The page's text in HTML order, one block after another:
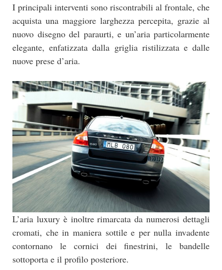
I principali interventi sono riscontrabili al frontale, che
acquista una maggiore larghezza percepita, grazie al
nuovo disegno del paraurti, e un’aria particolarmente
elegante, enfatizzata dalla griglia ristilizzata e dalle
nuove prese d’aria.
L’aria luxury è inoltre rimarcata da numerosi dettagli
cromati, che in maniera sottile e per nulla invadente
contornano le cornici dei finestrini, le bandelle
sottoporta e il profilo posteriore.